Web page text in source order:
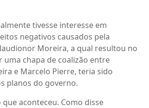
tivesse interesse em
negativos causados pela
Moreira, a qual resultou no
uma chapa de coalizão entre
e Marcelo Pierre, teria sido
planos do governo.
aconteceu. Como disse